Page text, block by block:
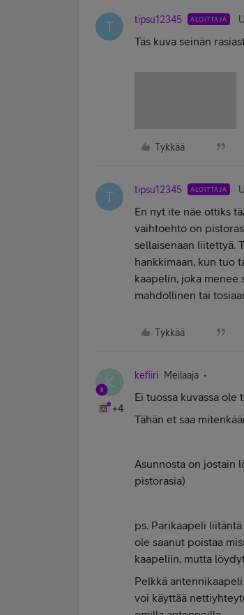
T tipsu12345 ALOITTAJA
Täs kuva seinän
Tykkää
T tipsu12345 ALOITTAJA
En nyt ite näe ottiks
vaihtoehto on
sellaisenaan liitettyä.
hankkimaan, kun tuo
kaapelin, joka menee
mahdollinen tai
Tykkää
K
+4
kefiiri Meilaaja
Ei tuossa kuvassa ole
Tähän et saa
Asunnosta on jostain
pistorasia)
ps. Parikaapeli
ole saanut poistaa
kaapeliin, mutta
Pelkkä
voi käyttää